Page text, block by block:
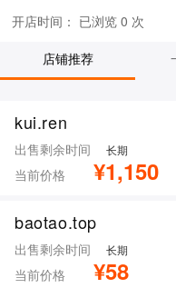
开店时间： 已浏览 0 次
店铺推荐
kui.ren
出售剩余时间 长期
当前价格 ¥1,150
baotao.top
出售剩余时间 长期
当前价格 ¥58